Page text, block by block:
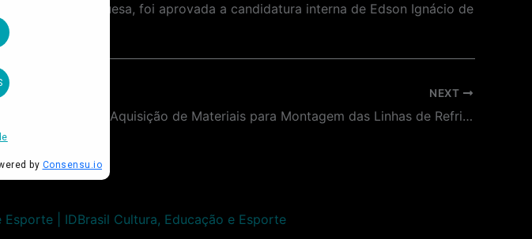
Língua Portuguesa, foi aprovada a candidatura interna de Edson Ignácio de
NEXT
Aquisição de Materiais para Montagem das Linhas de Refrigeração do Museu do Futebol.
| IDBrasil Cultura, Educação e Esporte